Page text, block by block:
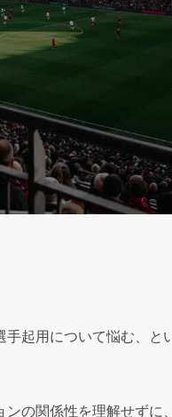
起用について悩む、と
の関係性を理解せずに